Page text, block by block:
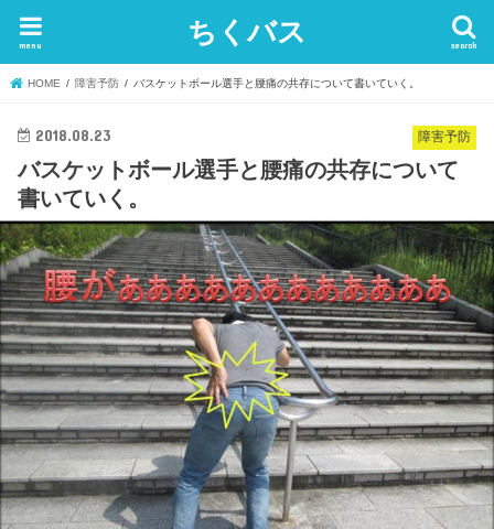
ちくバス search
menu
HOME 障害予防 バスケットボール選手と腰痛の共存について書いていく。
障害予防
2018.08.23
バスケットボール選手と腰痛の共存について
書いていく。